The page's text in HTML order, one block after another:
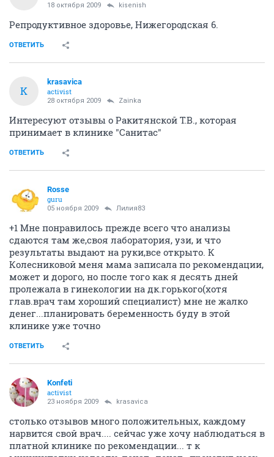
18 октября 2009 kisenish
Репродуктивное здоровье, Нижегородская 6.
ОТВЕТИТЬ
K
krasavica
activist
28 октября 2009 Zainka
Интересуют отзывы о Ракитянской Т.В., которая
принимает в клинике "Санитас"
ОТВЕТИТЬ
Rosse
guru
05 ноября 2009 Лилия83
+1 Мне понравилось прежде всего что анализы
сдаются там же,своя лаборатория, узи, и что
результаты выдают на руки,все открыто. К
Колесниковой меня мама записала по рекомендации,
может и дорого, но после того как я десять дней
пролежала в гинекологии на дк.горького(хотя
глав.врач там хороший специалист) мне не жалко
денег...планировать беременность буду в этой
клинике уже точно
ОТВЕТИТЬ
Konfeti
activist
23 ноября 2009 krasavica
столько отзывов много положительных, каждому
нарвится свой врач.... сейчас уже хочу наблюдаться в
платной клинике по рекомендации... т к